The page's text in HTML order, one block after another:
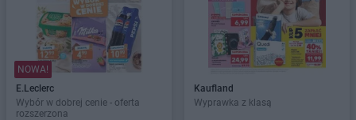
NOWA!
E.Leclerc
Wybór w dobrej cenie - oferta
rozszerzona
Kaufland
Wyprawka z klasą